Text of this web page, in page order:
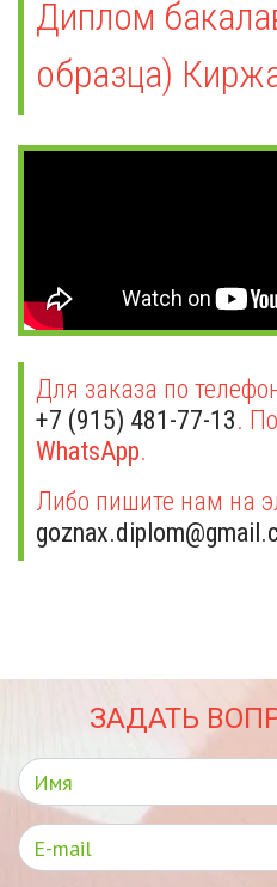
Диплом
образца)
Для заказа по
+7 (915) 481-77-13.
WhatsApp.
Либо пишите нам на
ЗАДАТЬ